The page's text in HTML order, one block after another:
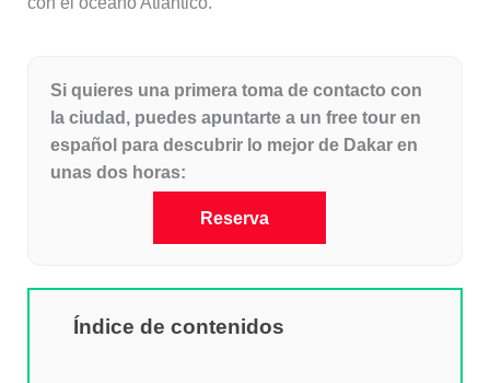
Si quieres una primera toma de contacto con
la ciudad, puedes apuntarte a un free tour en
español para descubrir lo mejor de Dakar en
unas dos horas:
Reserva
Índice de contenidos